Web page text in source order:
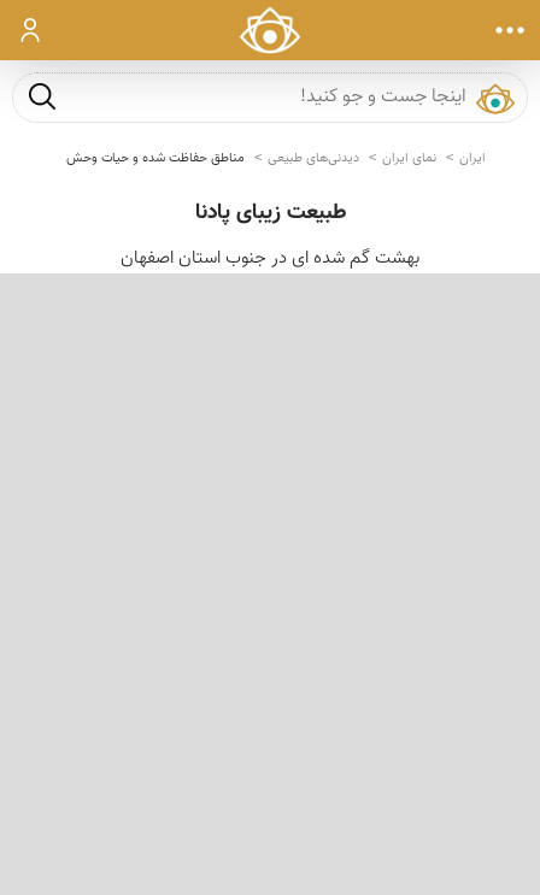
ورود
جست و
ایران نمای ایران دیدنی‌های طبیعی مناطق حفاظت شده و حیات وحش
طبیعت زیبای پادنا
بهشت گم شده ای در جنوب استان اصفهان